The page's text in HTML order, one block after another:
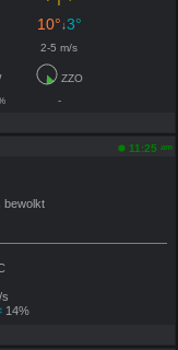
10°↓3°
2-5 m/s
ZZO
-
11:25 am
bewolkt
s
14%